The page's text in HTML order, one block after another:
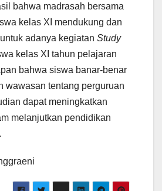
bahwa madrasah bersama
kelas XI mendukung dan
adanya kegiatan Study
kelas XI tahun pelajaran
bahwa siswa banar-benar
wawasan tentang perguruan
dapat meningkatkan
melanjutkan pendidikan